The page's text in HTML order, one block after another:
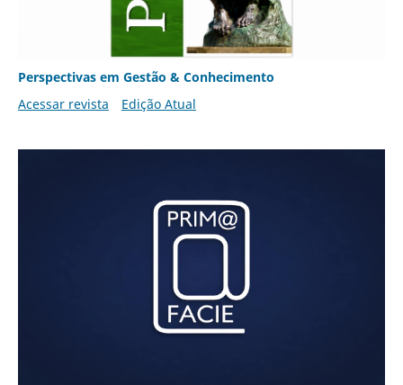
Perspectivas em Gestão & Conhecimento
Acessar revista
Edição Atual